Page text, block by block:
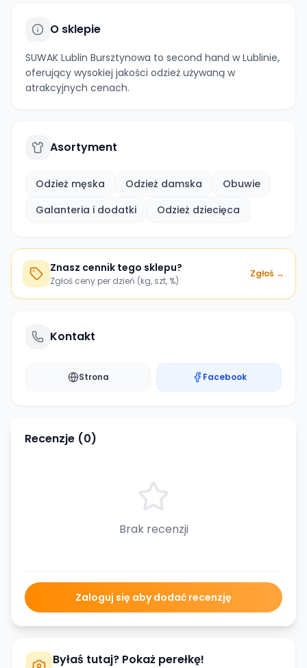
O sklepie
SUWAK Lublin Bursztynowa to second hand w Lublinie,
oferujący wysokiej jakości odzież używaną w
atrakcyjnych cenach.
Asortyment
Odzież męska Odzież damska
Obuwie
Galanteria i dodatki
Odzież dziecięca
Znasz cennik tego sklepu?
Zgłoś ceny per dzień (kg, szt, %)
Zgłoś →
Kontakt
Strona Facebook
Recenzje (0)
Brak recenzji
Zaloguj się aby dodać recenzję
Byłaś tutaj? Pokaż perełkę!